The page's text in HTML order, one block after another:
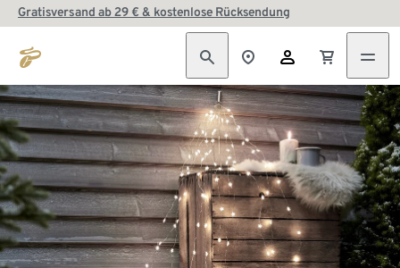
Gratisversand ab 29 € & kostenlose Rücksendung